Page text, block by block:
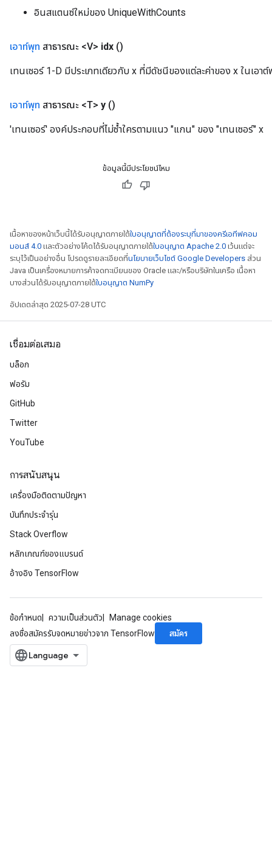
อินสแตนซ์ใหม่ของ UniqueWithCounts
เอาท์พุท สาธารณะ <V> idx ()
เทนเซอร์ 1-D มีประเภทเดียวกับ x ที่มีดัชนีของแต่ละค่าของ x ในเอา
เอาท์พุท สาธารณะ <T> y ()
'เทนเซอร์' องค์ประกอบที่ไม่ซ้ำใครตามแนว "แกน" ของ "เทนเซอร์" x
ข้อมูลนี้มีประโยชน์ไหม
เนื้อหาของหน้าเว็บนี้ได้รับอนุญาตภายใต้ใบอนุญาตที่ต้องระบุที่มาของครีเอทีฟคอม
มอนส์ 4.0 และตัวอย่างโค้ดได้รับอนุญาตภายใต้ใบอนุญาต Apache 2.0 เว้นแต่จะ
ระบุไว้เป็นอย่างอื่น โปรดดูรายละเอียดที่นโยบายเว็บไซต์ Google Developers ส่วน
Java เป็นเครื่องหมายการค้าจดทะเบียนของ Oracle และ/หรือบริษัทในเครือ เนื้อหา
บางส่วนได้รับอนุญาตภายใต้ใบอนุญาต NumPy
อัปเดตล่าสุด 2025-07-28 UTC
เชื่อมต่อเสมอ
บล็อก
ฟอรัม
GitHub
Twitter
YouTube
การสนับสนุน
เครื่องมือติดตามปัญหา
บันทึกประจำรุ่น
Stack Overflow
หลักเกณฑ์ของแบรนด์
อ้างอิง TensorFlow
ข้อกำหนด ความเป็นส่วนตัว
Manage cookies
ลงชื่อสมัครรับจดหมายข่าวจาก TensorFlow
สมัคร